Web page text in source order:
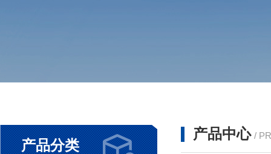
产品分类
产品中心 /